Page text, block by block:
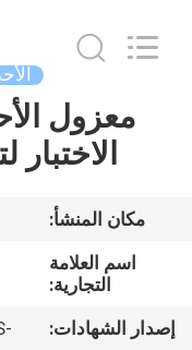
منزل،
منتجات
معلومات
عنا
Ltd.，.
معزول
مكان المنشأ:
اسم العلامة
التجارية:
إصدار الشهادات: